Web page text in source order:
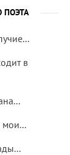
ПОЭТА
в
мои...